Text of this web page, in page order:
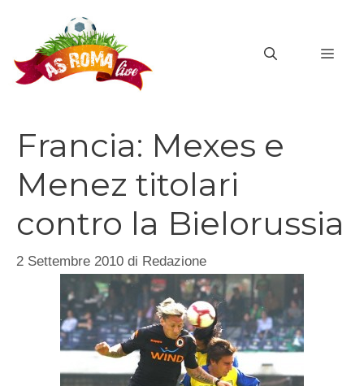
contenuto
Francia: Mexes e
Menez titolari
contro la Bielorussia
2 Settembre 2010 di Redazione